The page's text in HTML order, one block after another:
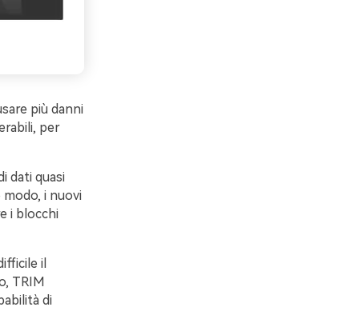
più danni
per
dati quasi
i nuovi
i blocchi
il
TRIM
di